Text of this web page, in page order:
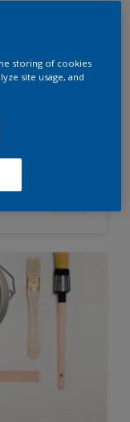
Technology
untuk informasi
storing of cookies
site usage, and